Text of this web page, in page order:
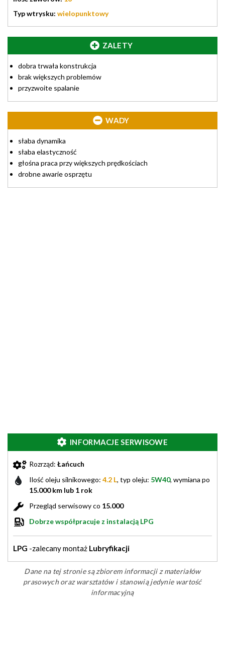
Typ wtrysku: wielopunktowy
ZALETY
dobra trwała konstrukcja
brak większych problemów
przyzwoite spalanie
WADY
słaba dynamika
słaba elastyczność
głośna praca przy większych prędkościach
drobne awarie osprzętu
INFORMACJE SERWISOWE
Rozrząd: Łańcuch
Ilość oleju silnikowego: 4.2 L, typ oleju: 5W40, wymiana po
15.000 km lub 1 rok
Przegląd serwisowy co 15.000
Dobrze współpracuje z instalacją LPG
LPG -zalecany montaż Lubryfikacji
Dane na tej stronie są zbiorem informacji z materiałów
prasowych oraz warsztatów i stanowią jedynie wartość
informacyjną